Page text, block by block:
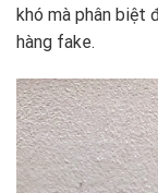
khó mà phân biệt
hàng fake.